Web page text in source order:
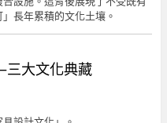
長年累積的文化土壤。
大文化典藏